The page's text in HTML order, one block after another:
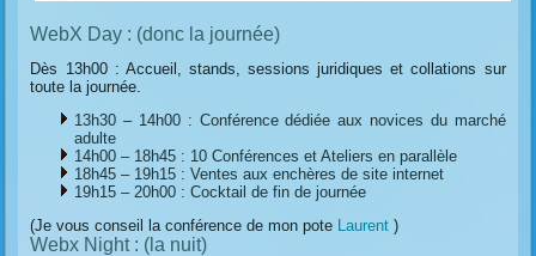
WebX Day : (donc la journée)
Dès 13h00 : Accueil, stands, sessions juridiques et collations sur
toute la journée.
13h30 – 14h00 : Conférence dédiée aux novices du marché
adulte
14h00 – 18h45 : 10 Conférences et Ateliers en parallèle
18h45 – 19h15 : Ventes aux enchères de site internet
19h15 – 20h00 : Cocktail de fin de journée
(Je vous conseil la conférence de mon pote
Laurent)
Webx Night : (la nuit)